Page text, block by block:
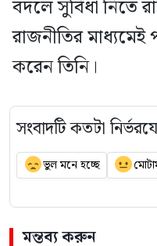
বদলে সুবিধা নিতে
রাজনীতির মাধ্যমেই
করেন তিনি।
সংবাদটি কতটা
ভুল মনে হচ্ছে
মন্তব্য করুন